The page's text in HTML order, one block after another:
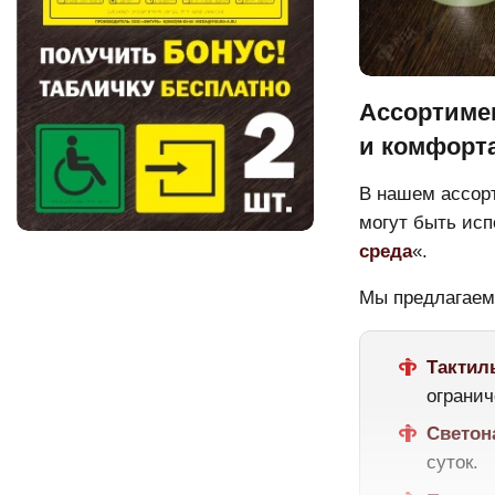
и
В нашем
могут быть
среда«.
Мы
суток.